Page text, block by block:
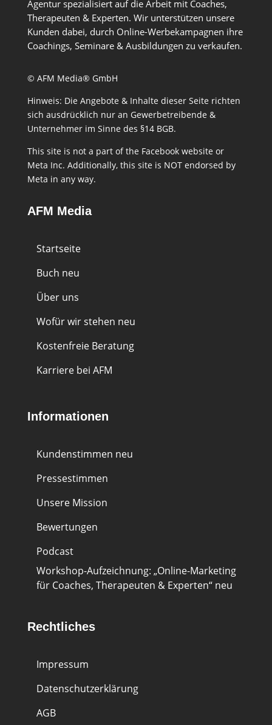
Agentur spezialisiert auf die Arbeit mit Coaches,
Therapeuten & Experten. Wir unterstützen unsere
Kunden dabei, durch Online-Werbekampagnen ihre
Coachings, Seminare & Ausbildungen zu verkaufen.
© AFM Media® GmbH
Hinweis: Die Angebote & Inhalte dieser Seite richten
sich ausdrücklich nur an Gewerbetreibende &
Unternehmer im Sinne des §14 BGB.
This site is not a part of the Facebook website or
Meta Inc. Additionally, this site is NOT endorsed by
Meta in any way.
AFM Media
Startseite
Buch neu
Über uns
Wofür wir stehen neu
Kostenfreie Beratung
Karriere bei AFM
Informationen
Kundenstimmen neu
Pressestimmen
Unsere Mission
Bewertungen
Podcast
Workshop-Aufzeichnung: „Online-Marketing
für Coaches, Therapeuten & Experten“ neu
Rechtliches
Impressum
Datenschutzerklärung
AGB